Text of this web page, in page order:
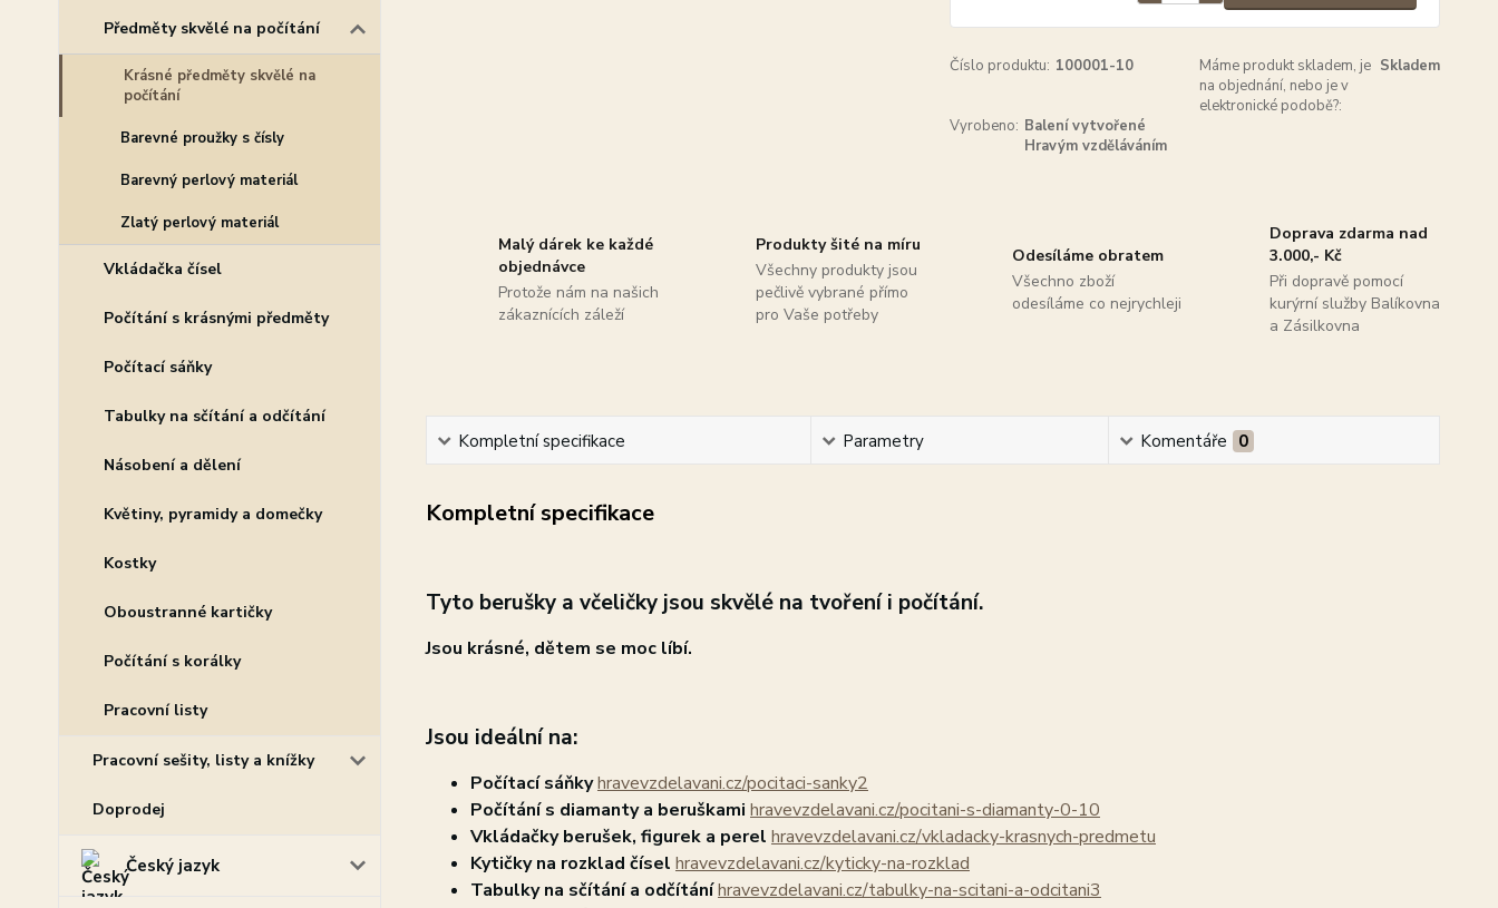
Předměty skvělé na počítání
Krásné předměty skvělé na
počítání
Barevné proužky s čísly
Barevný perlový materiál
Zlatý perlový materiál
Vkládačka čísel
Počítání s krásnými předměty
Počítací sáňky
Tabulky na sčítání a odčítání
Násobení a dělení
Květiny, pyramidy a domečky
Kostky
Oboustranné kartičky
Počítání s korálky
Pracovní listy
Pracovní sešity, listy a knížky
Doprodej
Český jazyk
Číslo produktu: 100001-10
Máme produkt skladem, je
na objednání, nebo je v
elektronické podobě?:
Skladem
Vyrobeno: Balení vytvořené
Hravým vzděláváním
Malý dárek ke každé
objednávce
Protože nám na našich
zákaznících záleží
Produkty šité na míru
Všechny produkty jsou
pečlivě vybrané přímo
pro Vaše potřeby
Odesíláme obratem
Všechno zboží
odesíláme co nejrychleji
Doprava zdarma nad
3.000,- Kč
Při dopravě pomocí
kurýrní služby Balíkovna
a Zásilkovna
Kompletní specifikace Parametry Komentáře 0
Kompletní specifikace
Tyto berušky a včeličky jsou skvělé na tvoření i počítání.
Jsou krásné, dětem se moc líbí.
Jsou ideální na:
Počítací sáňkyhravevzdelavani.cz/pocitaci-sanky2
Počítání s diamanty a beruškami hravevzdelavani.cz/pocitani-s-diamanty-0-10
Vkládačky berušek, figurek a perel hravevzdelavani.cz/vkladacky-krasnych-predmetu
Kytičky na rozklad čísel hravevzdelavani.cz/kyticky-na-rozklad
Tabulky na sčítání a odčítáníhravevzdelavani.cz/tabulky-na-scitani-a-odcitani3